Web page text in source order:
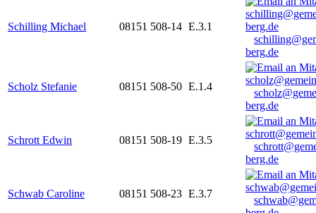
Schilling Michael 08151 508-14 E.3.1
berg.de
Scholz Stefanie 08151 508-50 E.1.4
berg.de
Schrott Edwin 08151 508-19 E.3.5
berg.de
Schwab Caroline 08151 508-23 E.3.7